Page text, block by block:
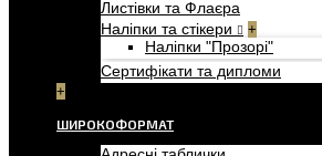
Листівки та Флаєра
Наліпки та стікери
+
Наліпки "Прозорі"
Сертифікати та дипломи
+
ШИРОКОФОРМАТ